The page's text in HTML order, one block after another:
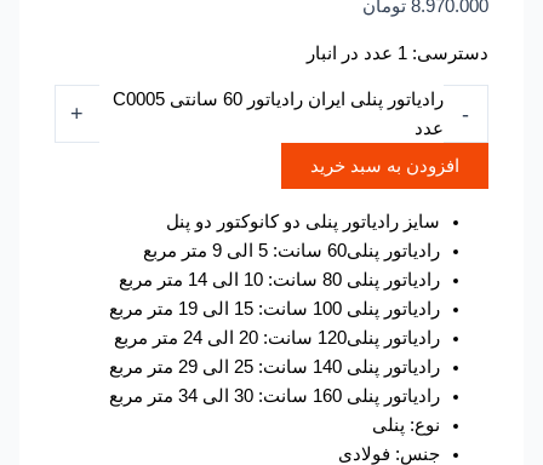
8.970.000 تومان
دسترسی: 1 عدد در انبار
رادیاتور پنلی ایران رادیاتور 60 سانتی C0005
افزودن به سبد خرید
سایز رادیاتور پنلی دو کانوکتور دو پنل
رادیاتور پنلی60 سانت: 5 الی 9 متر مربع
رادیاتور پنلی 80 سانت: 10 الی 14 متر مربع
رادیاتور پنلی 100 سانت: 15 الی 19 متر مربع
رادیاتور پنلی120 سانت: 20 الی 24 متر مربع
رادیاتور پنلی 140 سانت: 25 الی 29 متر مربع
رادیاتور پنلی 160 سانت: 30 الی 34 متر مربع
نوع: پنلی
جنس: فولادی